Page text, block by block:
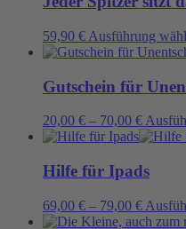
59,90 € Ausführung
Gutschein für
20,00 € – 70,00 €
Hilfe für Ipads
69,00 € – 79,00 €